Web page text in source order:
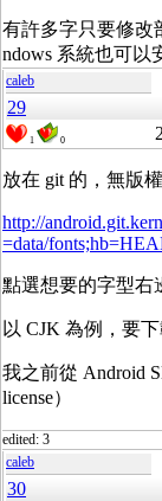
有許多字只要修改
ndows 系統也可以
caleb
29
1 0
放在 git 的，無版
http://
=data/
點選想要的字型右
以 CJK 為例，要下
我之前從 Android
license）
edited: 3
caleb
30